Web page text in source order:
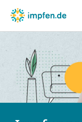
Babys &
Kinder &